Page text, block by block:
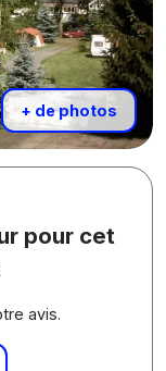
+ de photos
pour cet
avis.